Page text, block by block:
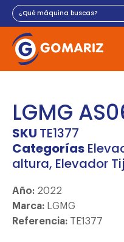
LGMG
SKU TE1377
Categorías
altura, Elevador
Año: 2022
Marca: LGMG
Referencia: TE1377